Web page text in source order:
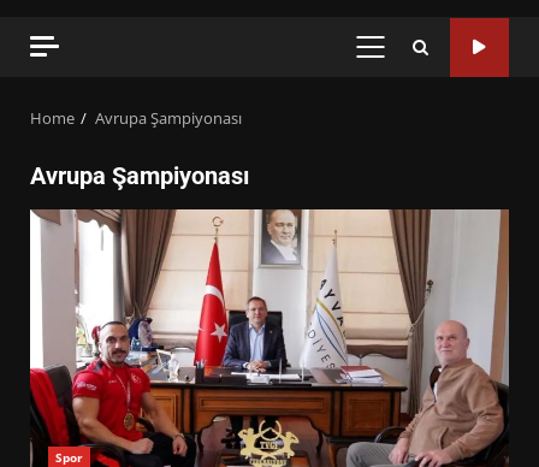
PRIMARY
Home Avrupa Şampiyonası
Avrupa Şampiyonası
Spor